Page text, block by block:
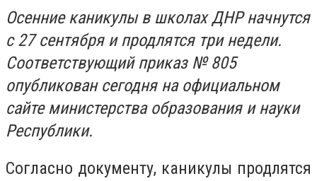
Осенние каникулы в школах ДНР начнутся
с 27 сентября и продлятся три недели.
Соответствующий приказ № 805
опубликован сегодня на официальном
сайте министерства образования и науки
Республики.
Согласно документу, каникулы продлятся